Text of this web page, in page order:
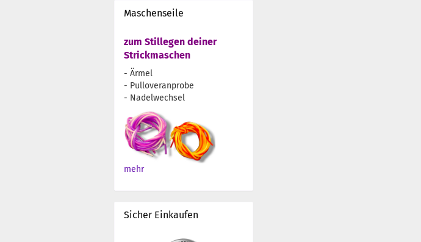
Maschenseile
zum Stillegen deiner
Strickmaschen
- Ärmel
- Pulloveranprobe
- Nadelwechsel
mehr
Sicher Einkaufen